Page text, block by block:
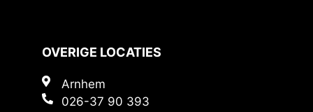
OVERIGE LOCATIES
Arnhem
026-37 90 393